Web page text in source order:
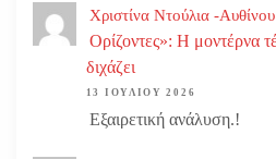
Χριστίνα Ντούλια -Αυθίνου
Ορίζοντες»: Η μοντέρνα
διχάζει
13 ΙΟΥΛΊΟΥ 2026
Εξαιρετική ανάλυση.!